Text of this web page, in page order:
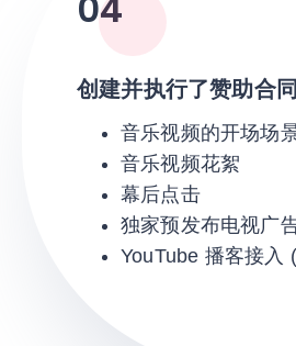
创建并执行了赞助合
音乐视频的开场场
音乐视频花絮
幕后点击
独家预发布电视广
YouTube 播客接入